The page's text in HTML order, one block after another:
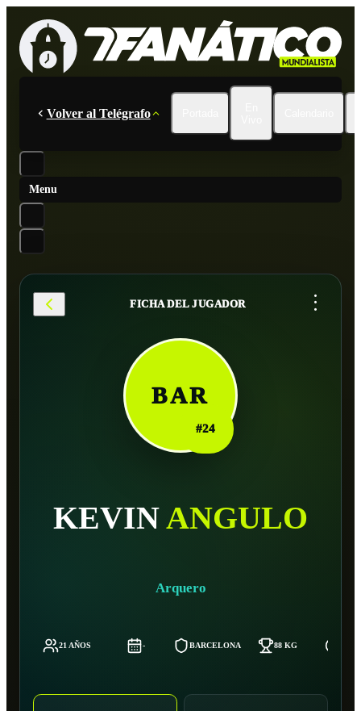
Volver al Telégrafo
Menu
FICHA DEL JUGADOR ...
BAR
#24
KEVINANGULO
Arquero
21 AÑOS - BARCELONA 88 KG